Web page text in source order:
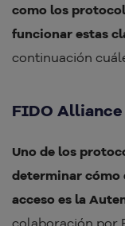
como los
funcionar estas
continuación
FIDO
Uno de los
determinar cómo
acceso es la
colaboración por